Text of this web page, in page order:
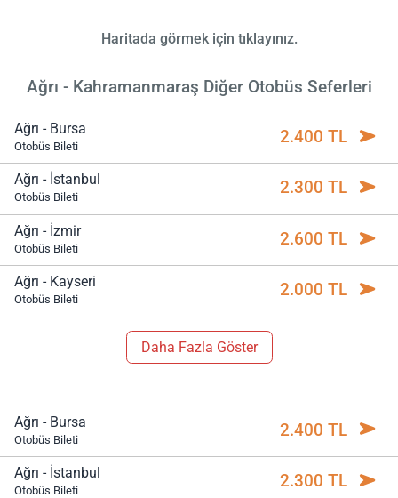
Haritada görmek için tıklayınız.
Ağrı - Kahramanmaraş Diğer Otobüs Seferleri
Ağrı - Bursa
Otobüs Bileti 2.400 TL
Ağrı - İstanbul
Otobüs Bileti 2.300 TL
Ağrı - İzmir
Otobüs Bileti 2.600 TL
Ağrı - Kayseri
Otobüs Bileti 2.000 TL
Daha Fazla Göster
Ağrı - Bursa
Otobüs Bileti 2.400 TL
Ağrı - İstanbul
Otobüs Bileti 2.300 TL